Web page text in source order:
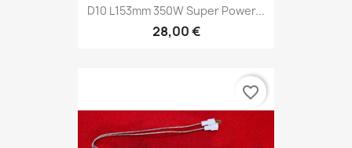
D10 L153mm 350W Super Power...
28,00 €
favorite_border